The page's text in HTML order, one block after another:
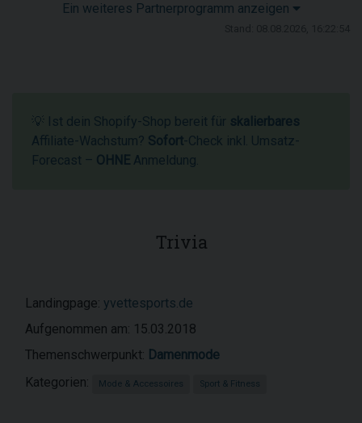
Ein weiteres Partnerprogramm anzeigen
💡 Ist dein Shopify-Shop bereit für skalierbares
Affiliate-Wachstum? Sofort-Check inkl. Umsatz-
Forecast – OHNE Anmeldung.
Trivia
Landingpage: yvettesports.de
Aufgenommen am: 15.03.2018
Themenschwerpunkt: Damenmode
Kategorien:
Mode & Accessoires Sport & Fitness